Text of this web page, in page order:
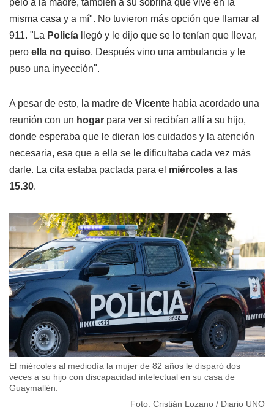
misma casa y a mí". No tuvieron más opción que llamar al
911. "La Policía
llegó y le dijo que se lo tenían que llevar,
pero ella no quiso. Después vino una ambulancia y le
puso una inyección".
A pesar de esto, la madre de Vicente había acordado una
reunión con un hogar para ver si recibían allí a su hijo,
donde esperaba que le dieran los cuidados y la atención
necesaria, esa que a ella se le dificultaba cada vez más
darle. La cita estaba pactada para el miércoles a las
15.30.
El miércoles al mediodía la mujer de 82 años le disparó dos
veces a su hijo con discapacidad intelectual en su casa de
Guaymallén.
Foto: Cristián Lozano / Diario UNO